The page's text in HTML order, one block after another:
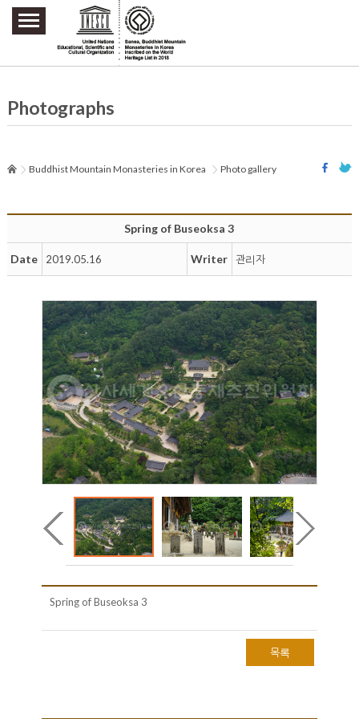
주요메뉴 바로가기
본문 바로가기
하단메뉴 바로가기
Photographs
Buddhist Mountain Monasteries in Korea Photo gallery
Spring of Buseoksa 3
Date 2019.05.16 Writer 관리자
Spring of Buseoksa 3
목록